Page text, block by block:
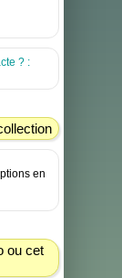
? :
en
ou cet